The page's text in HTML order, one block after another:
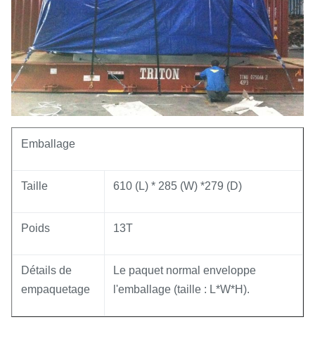
Emballage
Taille 610 (L) * 285 (W) *279 (D)
Poids 13T
Détails de
empaquetage
Le paquet normal enveloppe
l'emballage (taille : L*W*H).